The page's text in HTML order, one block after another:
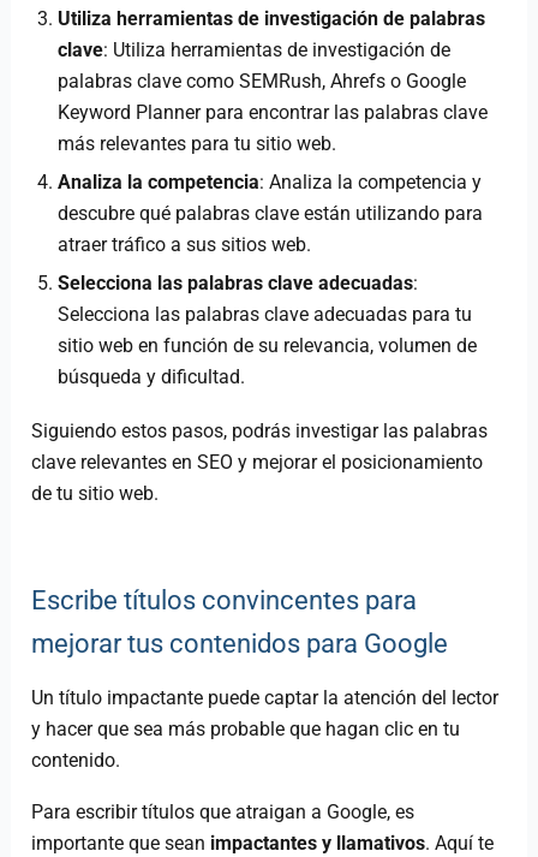
Utiliza herramientas de investigación de palabras
clave: Utiliza herramientas de investigación de
palabras clave como SEMRush, Ahrefs o Google
Keyword Planner para encontrar las palabras clave
más relevantes para tu sitio web.
Analiza la competencia: Analiza la competencia y
descubre qué palabras clave están utilizando para
atraer tráfico a sus sitios web.
Selecciona las palabras clave adecuadas:
Selecciona las palabras clave adecuadas para tu
sitio web en función de su relevancia, volumen de
búsqueda y dificultad.
Siguiendo estos pasos, podrás investigar las palabras
clave relevantes en SEO y mejorar el posicionamiento
de tu sitio web.
Escribe títulos convincentes para
mejorar tus contenidos para Google
Un título impactante puede captar la atención del lector
y hacer que sea más probable que hagan clic en tu
contenido.
Para escribir títulos que atraigan a Google, es
importante que sean impactantes y llamativos. Aquí te